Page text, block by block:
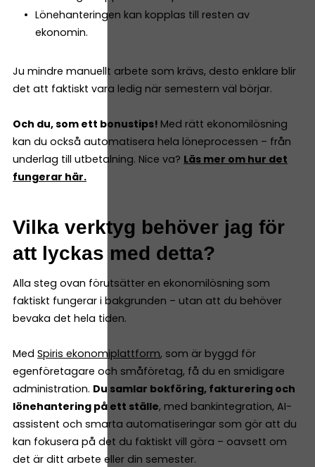
Lönehanteringen kan kopplas till resten av
ekonomin.
Ju mindre manuellt arbete som krävs, desto enklare blir
det att faktiskt vara ledig när semestern väl börjar.
Och du, som ett bonustips! Med rätt ekonomilösning
kan du också automatisera hela löneprocessen – från
underlag till utbetalning. Nice va? Läs mer om hur det
fungerar här.
Vilka verktyg behöver jag för
att lyckas med detta?
Alla steg ovan förutsätter en ekonomilösning som
faktiskt fungerar i bakgrunden – utan att du behöver
bevaka det hela tiden.
Med Spiris ekonomiplattform, som är byggd för
egenföretagare och småföretag, få du en smidigare
administration. Du samlar bokföring, fakturering och
lönehantering på ett ställe, med bankintegration, AI-
assistent och smarta automatiseringar som gör att du
kan fokusera på det du faktiskt vill göra – oavsett om
det är ditt arbete eller din semester.